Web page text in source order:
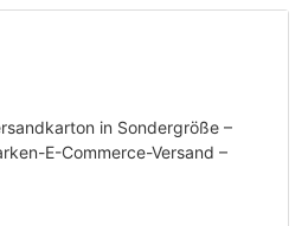
– Packshion